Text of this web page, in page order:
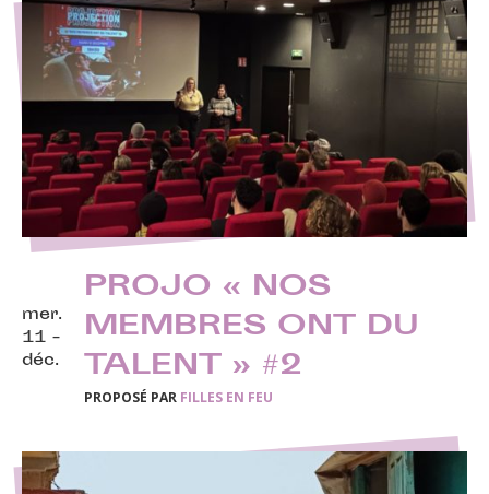
mer.
11 -
déc.
PROJO « NOS
MEMBRES ONT DU
TALENT » #2
PROPOSÉ PAR FILLES EN FEU